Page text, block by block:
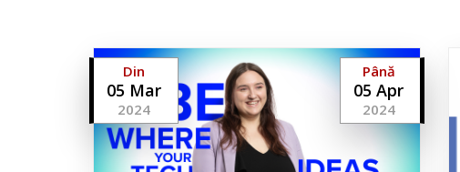
Din
05 Mar
2024
Până
05 Apr
2024